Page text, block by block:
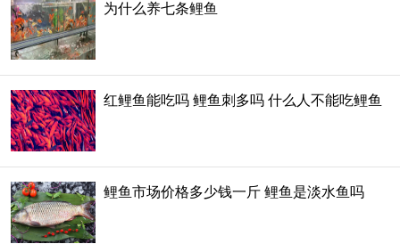
为什么养七条鲤鱼
红鲤鱼能吃吗 鲤鱼刺多吗 什么人不能吃鲤鱼
鲤鱼市场价格多少钱一斤 鲤鱼是淡水鱼吗